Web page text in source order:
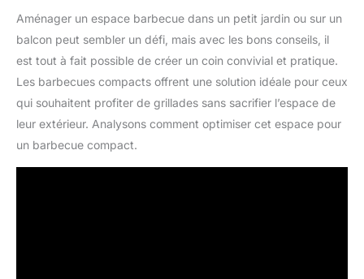
Aménager un espace barbecue dans un petit jardin ou sur un
balcon peut sembler un défi, mais avec les bons conseils, il
est tout à fait possible de créer un coin convivial et pratique.
Les barbecues compacts offrent une solution idéale pour ceux
qui souhaitent profiter de grillades sans sacrifier l’espace de
leur extérieur. Analysons comment optimiser cet espace pour
un barbecue compact.